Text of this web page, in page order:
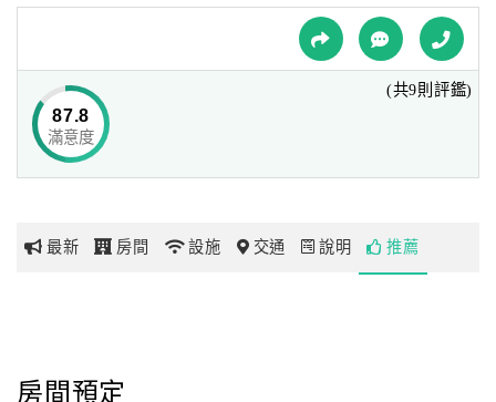
球
網
玩
地
透過設計師手法的轉換，巧妙的出現於公共空間與客房之
飯店主要鎖定親子市場，因此也會打造具有童趣記憶的裝置
藝術，
期待給予消費者一個會心一笑的旅遊體驗。
PAINT-- YOUR --SUN.
87.8
滿意度
(共9則評鑑)
最新 房間 設施 交通 說明 推薦
房間預定